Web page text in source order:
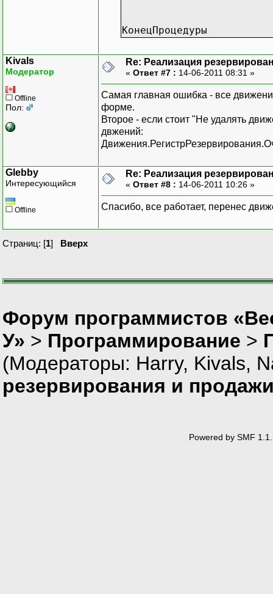
КонецПроцедуры
Kivals
Модератор
Offline
Пол:
Re: Реализация
« Ответ #7 : 14-06-2011 08:31 »
Самая главная ошибка - все
форме.
Второе - если стоит "Не удалять
двжений:
Glebby
Интересующийся
Offline
Re: Реализация
« Ответ #8 : 14-06-2011 10:26 »
Спасибо, все работает, перенес
Страниц: [1] Вверх
Форум программистов
У» > Программирование >
(Модераторы: Harry, Kivals,
резервирования и
Powered by SMF